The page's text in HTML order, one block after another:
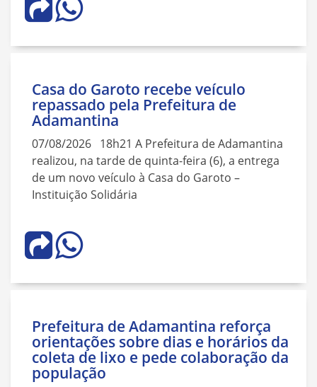
Casa do Garoto recebe veículo
repassado pela Prefeitura de
Adamantina
07/08/2026 18h21 A Prefeitura de Adamantina
realizou, na tarde de quinta-feira (6), a entrega
de um novo veículo à Casa do Garoto –
Instituição Solidária
Prefeitura de Adamantina reforça
orientações sobre dias e horários da
coleta de lixo e pede colaboração da
população